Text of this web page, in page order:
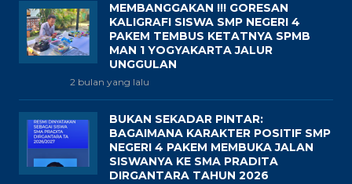
MEMBANGGAKAN !!! GORESAN
KALIGRAFI SISWA SMP NEGERI 4
PAKEM TEMBUS KETATNYA SPMB
MAN 1 YOGYAKARTA JALUR
UNGGULAN
2 bulan yang lalu
BUKAN SEKADAR PINTAR:
BAGAIMANA KARAKTER POSITIF SMP
NEGERI 4 PAKEM MEMBUKA JALAN
SISWANYA KE SMA PRADITA
DIRGANTARA TAHUN 2026